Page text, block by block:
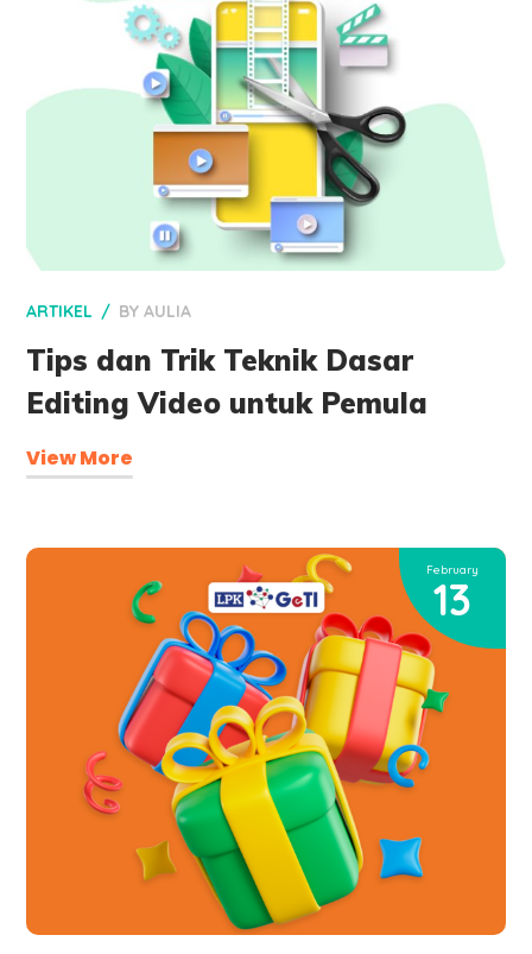
ARTIKEL BYAULIA
Tips dan Trik Teknik Dasar
Editing Video untuk Pemula
View More
February
13